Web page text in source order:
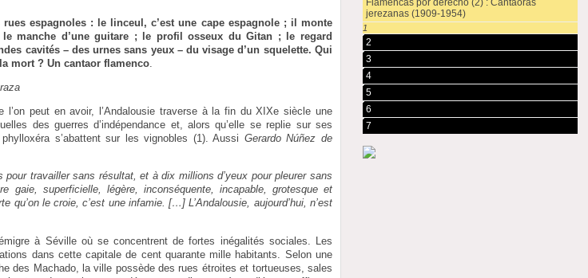
espagnoles : le linceul, c’est une cape espagnole ; il monte
manche d’une guitare ; le profil osseux du Gitan ; le regard
cavités – des urnes sans yeux – du visage d’un squelette. Qui
mort ? Un cantaor flamenco
l’on peut en avoir, l’Andalousie traverse à la fin du XIXe siècle une
des guerres d’indépendance et, alors qu’elle se replie sur ses
s’abattent sur les vignobles (1). Aussi Gerardo Núñez de
travailler sans résultat, et à dix millions d’yeux pour pleurer sans
gaie, superficielle, légère, inconséquente, incapable, grotesque et
qu’on le croie, c’est une infamie. […] L’Andalousie, aujourd’hui, n’est
à Séville où se concentrent de fortes inégalités sociales. Les
dans cette capitale de cent quarante mille habitants. Selon une
des Machado, la ville possède des rues étroites et tortueuses, sales
Flamencas por derecho (2) : Cantaoras
jerezanas (1909-1954)
1
2
3
4
5
6
7